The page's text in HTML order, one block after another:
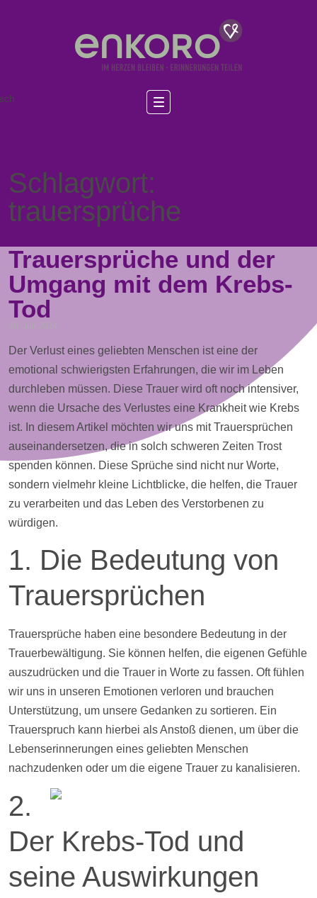
Schlagwort:
trauersprüche
Trauersprüche und der
Umgang mit dem Krebs-
Tod
30. Juli 2024
Der Verlust eines geliebten Menschen ist eine der
emotional schwierigsten Erfahrungen, die wir im Leben
durchleben müssen. Diese Trauer wird oft noch intensiver,
wenn die Ursache des Verlustes eine Krankheit wie Krebs
ist. In diesem Artikel möchten wir uns mit Trauersprüchen
auseinandersetzen, die in solch schweren Zeiten Trost
spenden können. Diese Sprüche sind nicht nur Worte,
sondern vielmehr kleine Lichtblicke, die helfen, die Trauer
zu verarbeiten und das Leben des Verstorbenen zu
würdigen.
1. Die Bedeutung von
Trauersprüchen
Trauersprüche haben eine besondere Bedeutung in der
Trauerbewältigung. Sie können helfen, die eigenen Gefühle
auszudrücken und die Trauer in Worte zu fassen. Oft fühlen
wir uns in unseren Emotionen verloren und brauchen
Unterstützung, um unsere Gedanken zu sortieren. Ein
Trauerspruch kann hierbei als Anstoß dienen, um über die
Lebenserinnerungen eines geliebten Menschen
nachzudenken oder um die eigene Trauer zu kanalisieren.
2.
Der Krebs-Tod und
seine Auswirkungen